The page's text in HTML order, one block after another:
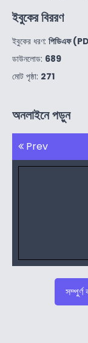
ইবুকের বিররণ
ইবুকের ধরণ: পিডিএফ
ডাউনলোড: 689
মোট পৃষ্ঠা: 271
অনলাইনে পড়ুন
Prev